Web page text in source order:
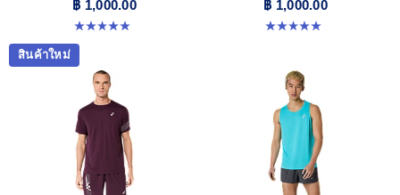
฿ 1,000.00
5.0 จาก 5 ดาว 3 รีวิว
฿ 1,000.00
5.0 จาก 5 ดาว 3 รีวิว
สินค้าใหม่